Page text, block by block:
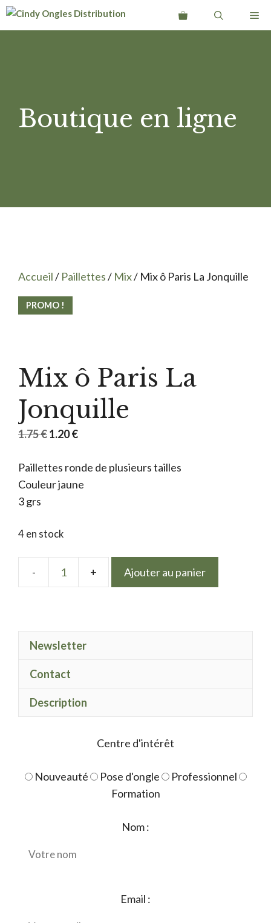
Aller
Boutique en ligne
Accueil/ Paillettes/ Mix/ Mix ô Paris La Jonquille
PROMO !
Mix ô Paris La
Jonquille
1.75€Le
initial
était :
1.20€Le
actuel
est :
Paillettes ronde de plusieurs tailles
Couleur jaune
3 grs
4 en stock
quantité
ô
Ajouter au panier
Newsletter
Contact
Description
Centre d'intérêt
Nouveauté Pose d'ongle
Professionnel
Formation
Nom :
Email :